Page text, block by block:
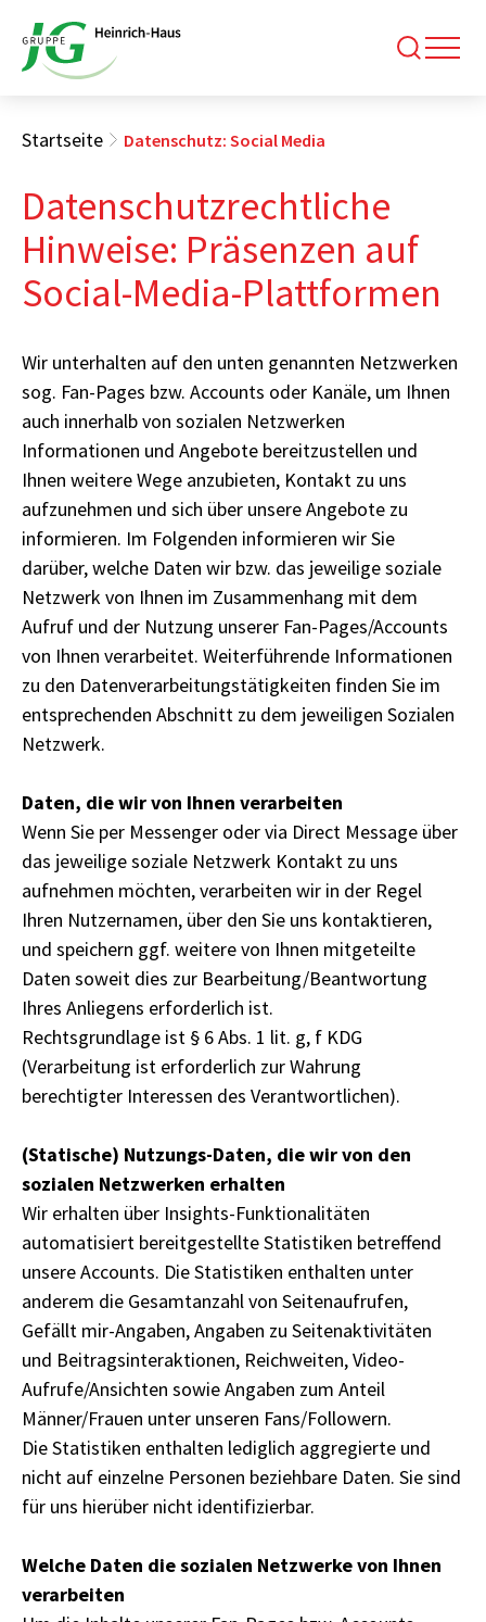
Startseite Datenschutz: Social Media
Datenschutzrechtliche
Hinweise: Präsenzen auf
Social-Media-Plattformen
Wir unterhalten auf den unten genannten Netzwerken
sog. Fan-Pages bzw. Accounts oder Kanäle, um Ihnen
auch innerhalb von sozialen Netzwerken
Informationen und Angebote bereitzustellen und
Ihnen weitere Wege anzubieten, Kontakt zu uns
aufzunehmen und sich über unsere Angebote zu
informieren. Im Folgenden informieren wir Sie
darüber, welche Daten wir bzw. das jeweilige soziale
Netzwerk von Ihnen im Zusammenhang mit dem
Aufruf und der Nutzung unserer Fan-Pages/Accounts
von Ihnen verarbeitet. Weiterführende Informationen
zu den Datenverarbeitungstätigkeiten finden Sie im
entsprechenden Abschnitt zu dem jeweiligen Sozialen
Netzwerk.
Daten, die wir von Ihnen verarbeiten
Wenn Sie per Messenger oder via Direct Message über
das jeweilige soziale Netzwerk Kontakt zu uns
aufnehmen möchten, verarbeiten wir in der Regel
Ihren Nutzernamen, über den Sie uns kontaktieren,
und speichern ggf. weitere von Ihnen mitgeteilte
Daten soweit dies zur Bearbeitung/Beantwortung
Ihres Anliegens erforderlich ist.
Rechtsgrundlage ist § 6 Abs. 1 lit. g, f KDG
(Verarbeitung ist erforderlich zur Wahrung
berechtigter Interessen des Verantwortlichen).
(Statische) Nutzungs-Daten, die wir von den
sozialen Netzwerken erhalten
Wir erhalten über Insights-Funktionalitäten
automatisiert bereitgestellte Statistiken betreffend
unsere Accounts. Die Statistiken enthalten unter
anderem die Gesamtanzahl von Seitenaufrufen,
Gefällt mir-Angaben, Angaben zu Seitenaktivitäten
und Beitragsinteraktionen, Reichweiten, Video-
Aufrufe/Ansichten sowie Angaben zum Anteil
Männer/Frauen unter unseren Fans/Followern.
Die Statistiken enthalten lediglich aggregierte und
nicht auf einzelne Personen beziehbare Daten. Sie sind
für uns hierüber nicht identifizierbar.
Welche Daten die sozialen Netzwerke von Ihnen
verarbeiten